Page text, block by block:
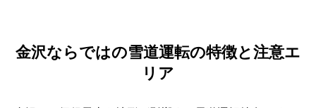
金沢ならではの雪道運転の特徴と注意エ
リア